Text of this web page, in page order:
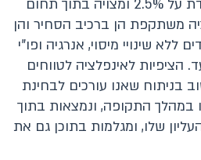
והאינפלציה השנתית עומדת על 2.5% ומצויה בתוך תחום
משתקפת הן ברכיב הסחיר והן
שינויי מיסוי, אנרגיה ופו"י
הציפיות לאינפלציה לטווחים
בניתוח שאנו עורכים לבחינת
במהלך התקופה, ונמצאות בתוך
שלו, ומגלמות בתוכן גם את